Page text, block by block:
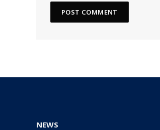
NEWS